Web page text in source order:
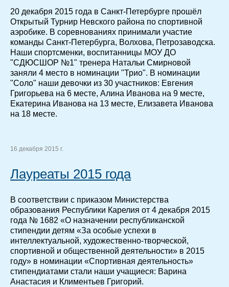
20 декабря 2015 года в Санкт-Петербурге прошёл
Открытый Турнир Невского района по спортивной
аэробике. В соревнованиях принимали участие
команды Санкт-Петербурга, Волхова, Петрозаводска.
Наши спортсменки, воспитанницы МОУ ДО
"СДЮСШОР №1" тренера Натальи Смирновой
заняли 4 место в номинации "Трио". В номинации
"Соло" наши девочки из 30 участников: Евгения
Григорьева на 6 месте, Алина Иванова на 9 месте,
Екатерина Иванова на 13 месте, Елизавета Иванова
на 18 месте.
16 декабря 2015 г.
Лауреаты 2015 года
В соответствии с приказом Министерства
образования Республики Карелия от 4 декабря 2015
года № 1682 «О назначении республиканской
стипендии детям «За особые успехи в
интеллектуальной, художественно-творческой,
спортивной и общественной деятельности» в 2015
году» в номинации «Спортивная деятельность»
стипендиатами стали наши учащиеся: Варина
Анастасия и Климентьев Григорий.